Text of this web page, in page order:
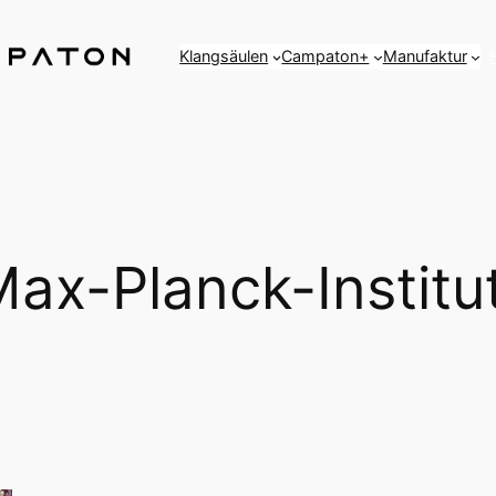
Klangsäulen Campaton+ Manufaktur
Planck-